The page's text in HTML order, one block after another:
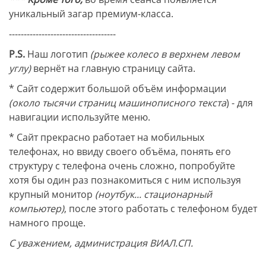
уникальный загар премиум-класса.
------------------------------------
P.S. Наш логотип (рыжее колесо в верхнем левом
углу)вернёт на главную страницу сайта.
* Сайт содержит большой объём информации
(около тысячи страниц машинописного текста) - для
навигации используйте меню.
* Сайт прекрасно работает на мобильных
телефонах, но ввиду своего объёма, понять его
структуру с телефона очень сложно, попробуйте
хотя бы один раз познакомиться с ним используя
крупный монитор (ноутбук... стационарный
компьютер), после этого работать с телефоном будет
намного проще.
С уважением, администрация ВИАЛ.СП.